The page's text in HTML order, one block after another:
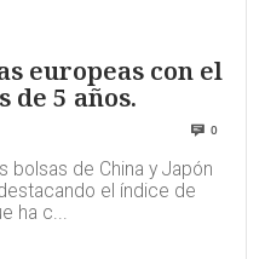
europeas con el
de 5 años.
0
bolsas de China y Japón
el índice de
ha c...